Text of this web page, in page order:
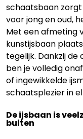
schaatsbaan
voor jong en oud,
Met een afmeting
kunstijsbaan
tegelijk. Dankzij
ben je volledig
of ingewikkelde
schaatsplezier in
De ijsbaan is
buiten